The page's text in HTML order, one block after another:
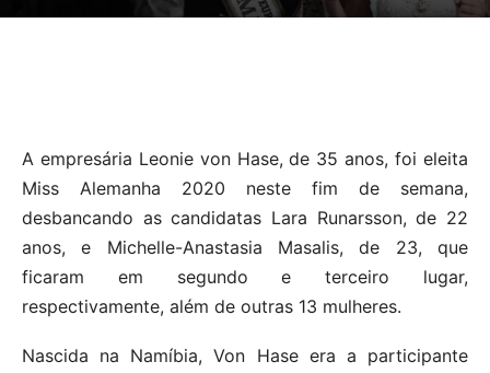
A empresária Leonie von Hase, de 35 anos, foi eleita
Miss Alemanha 2020 neste fim de semana,
desbancando as candidatas Lara Runarsson, de 22
anos, e Michelle-Anastasia Masalis, de 23, que
ficaram em segundo e terceiro lugar,
respectivamente, além de outras 13 mulheres.
Nascida na Namíbia, Von Hase era a participante